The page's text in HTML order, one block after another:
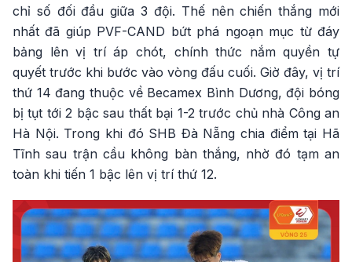
chỉ số đối đầu giữa 3 đội. Thế nên chiến thắng mới
nhất đã giúp PVF-CAND bứt phá ngoạn mục từ đáy
bảng lên vị trí áp chót, chính thức nắm quyền tự
quyết trước khi bước vào vòng đấu cuối. Giờ đây, vị trí
thứ 14 đang thuộc về Becamex Bình Dương, đội bóng
bị tụt tới 2 bậc sau thất bại 1-2 trước chủ nhà Công an
Hà Nội. Trong khi đó SHB Đà Nẵng chia điểm tại Hã
Tĩnh sau trận cầu không bàn thắng, nhờ đó tạm an
toàn khi tiến 1 bậc lên vị trí thứ 12.